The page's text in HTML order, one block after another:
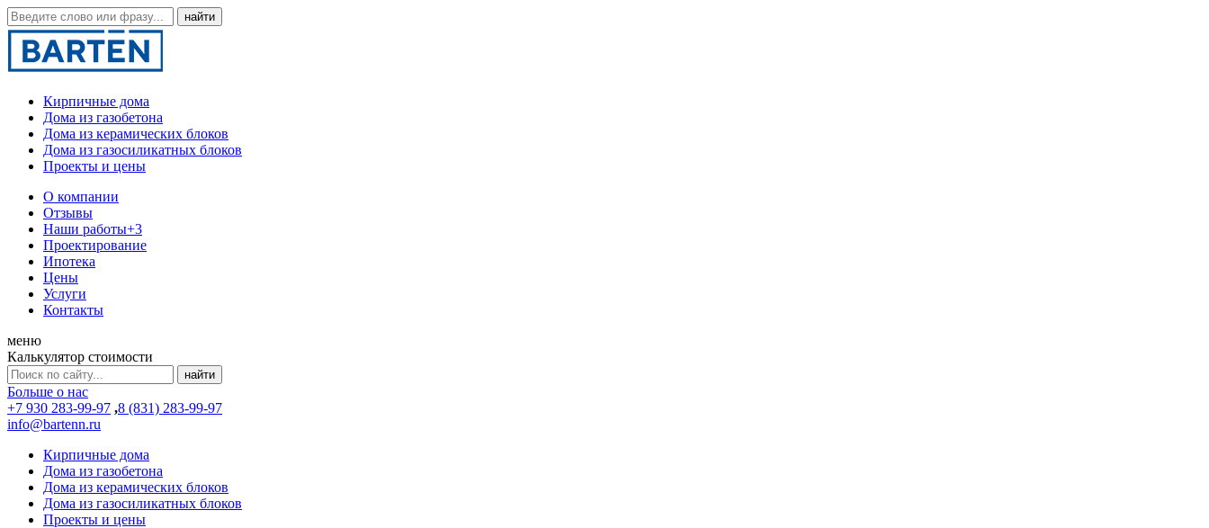
Кирпичные дома
Дома из газобетона
Дома из керамических блоков
Дома из газосиликатных блоков
Проекты и цены
О компании
Отзывы
Наши работы+3
Проектирование
Ипотека
Цены
Услуги
Контакты
меню
Калькулятор стоимости
Больше о нас
+7 930 283-99-97 ,8 (831) 283-99-97
info@bartenn.ru
Кирпичные дома
Дома из газобетона
Дома из керамических блоков
Дома из газосиликатных блоков
Проекты и цены